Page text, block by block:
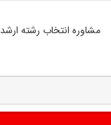
مشاوره انتخاب رشته ارشد